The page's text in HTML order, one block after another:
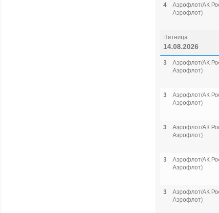
4
Аэрофлот/АК
Аэрофлот)
Пятница
14.08.2026
3
Аэрофлот/АК
Аэрофлот)
3
Аэрофлот/АК
Аэрофлот)
3
Аэрофлот/АК
Аэрофлот)
3
Аэрофлот/АК
Аэрофлот)
3
Аэрофлот/АК
Аэрофлот)